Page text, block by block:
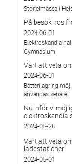
Stor elmässa i
På besök hos
2024-06-01
Elektroskandia
Gymnasium
Värt att veta
2024-06-01
Batterilagring
användas senare.
Nu inför vi
2024-05-28
Värt att veta
laddstationer
2024-05-01